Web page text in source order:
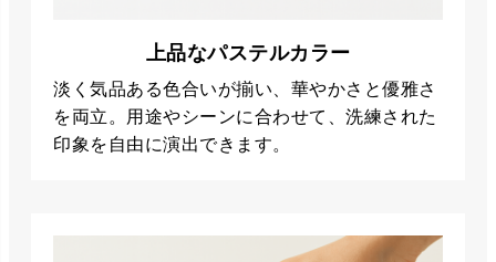
上品なパステルカラー
淡く気品ある色合いが揃い、華やかさと優雅さ
を両立。用途やシーンに合わせて、洗練された
印象を自由に演出できます。